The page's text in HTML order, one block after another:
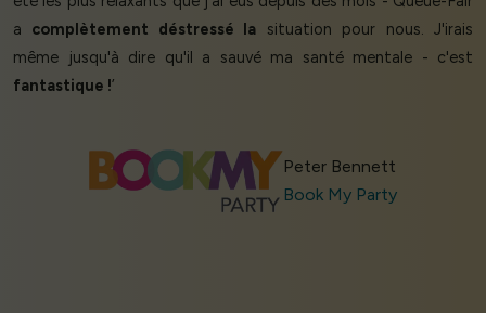
a complètement déstressé la situation pour nous. J'irais
même jusqu'à dire qu'il a sauvé ma santé mentale - c'est
fantastique !’
Peter Bennett
Book My Party